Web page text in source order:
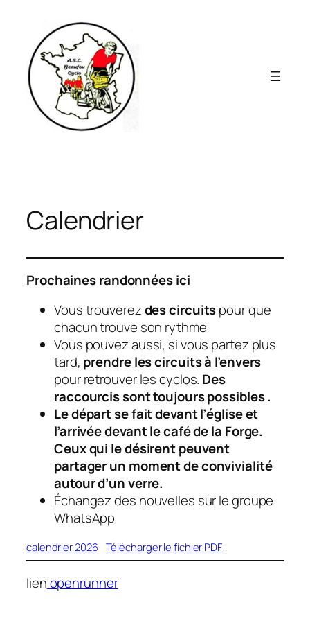
contenu
Calendrier
Prochaines randonnées ici
Vous trouverezdes circuitspour que
chacun trouve son rythme
Vous pouvez aussi, si vous partez plus
tard, prendre les circuits à l’envers
pour retrouver les cyclos. Des
raccourcis sont toujours possibles .
Le départ se fait devant l’église et
l’arrivée devant le café de la Forge.
Ceux qui le désirent peuvent
partager un moment de convivialité
autour d’un verre.
Échangez des nouvelles sur le groupe
WhatsApp
calendrier 2026 Télécharger le fichier PDF
lienopenrunner